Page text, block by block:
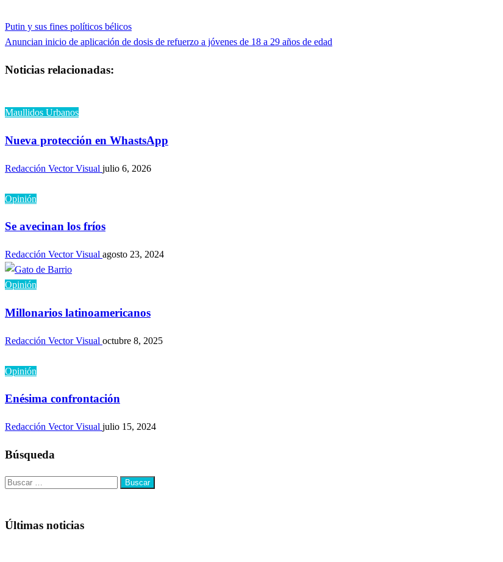
Navegación
entradas
Entrada
anterior
Putin y sus fines políticos bélicos
Entrada
Anuncian inicio de aplicación de dosis de refuerzo a jóvenes de 18 a 29 años de edad
Noticias relacionadas:
Maullidos Urbanos
Nueva protección en WhastsApp
Redacción Vector Visual julio 6, 2026
Opinión
Se avecinan los fríos
Redacción Vector Visual agosto 23, 2024
Opinión
Millonarios latinoamericanos
Redacción Vector Visual octubre 8, 2025
Opinión
Enésima confrontación
Redacción Vector Visual julio 15, 2024
Búsqueda
Buscar:
Últimas noticias